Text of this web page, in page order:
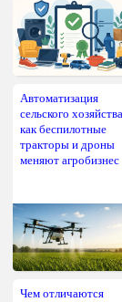
Автоматизация
сельского
как беспилотные
тракторы и дроны
меняют агробизнес
Чем отличаются